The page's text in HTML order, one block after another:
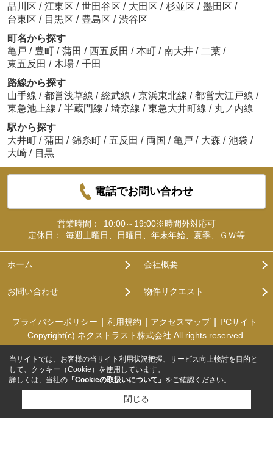
品川区 / 江東区 / 世田谷区 / 大田区 / 杉並区 / 墨田区 /
台東区 / 目黒区 / 豊島区 / 渋谷区
町名から探す
亀戸 / 豊町 / 蒲田 / 西五反田 / 本町 / 南大井 / 二葉 /
東五反田 / 木場 / 千田
路線から探す
山手線 / 都営浅草線 / 総武線 / 京浜東北線 / 都営大江戸線 /
東急池上線 / 半蔵門線 / 埼京線 / 東急大井町線 / 丸ノ内線
駅から探す
大井町 / 蒲田 / 錦糸町 / 五反田 / 両国 / 亀戸 / 大森 / 池袋 /
大崎 / 目黒
電話でお問い合わせ
営業時間：
10:00～19:00※時間外対応可
定休日：
毎週土曜日、日曜日、年末年始、夏季、ＧＷ等
ホーム 会社概要
お問い合わせ 物件リクエスト
プライバシーポリシー 利用規約 アクセスマップ
PCサイト
Copyright(c) ネクストラスト株式会社 All rights reserved.
当サイトでは、お客様の当サイト利用状況把握、サービス向上検討を目的と
して、クッキー（Cookie）を使用しています。
詳しくは、当社の 「Cookieの取扱いについて」 をご確認ください。
閉じる